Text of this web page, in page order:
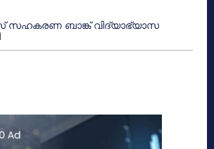
സഹകരണ ബാങ്ക് വിദ്യാഭ്യാസ